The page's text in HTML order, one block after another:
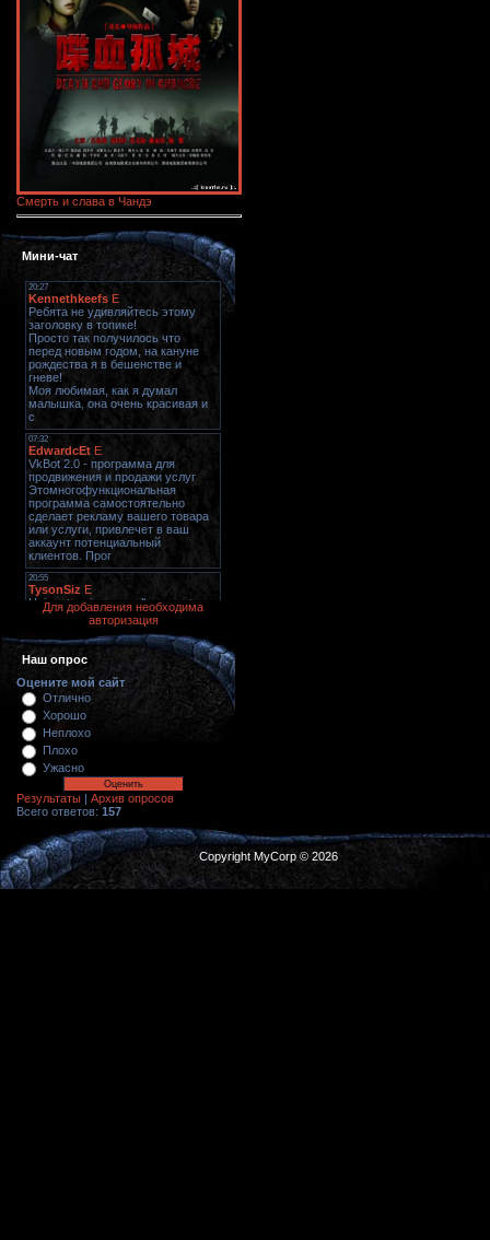
Смерть и слава в Чандэ
Мини-чат
Для добавления необходима
авторизация
Наш опрос
Оцените мой сайт
Отлично
Хорошо
Неплохо
Плохо
Ужасно
Результаты | Архив опросов
Всего ответов: 157
Copyright MyCorp © 2026